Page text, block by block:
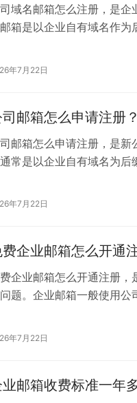
域名邮箱怎么注册，是
箱是以企业自有域名作
是公司域名邮箱 公司域名
年7月22日
邮箱怎么申请注册
邮箱怎么申请注册，是新
常是以企业自有域名为
。 一、申请公司邮箱需要
年7月22日
费企业邮箱怎么开通
企业邮箱怎么开通注册
题。企业邮箱一般使用公
号数量、邮箱容量和管理
年7月22日
邮箱收费标准一年